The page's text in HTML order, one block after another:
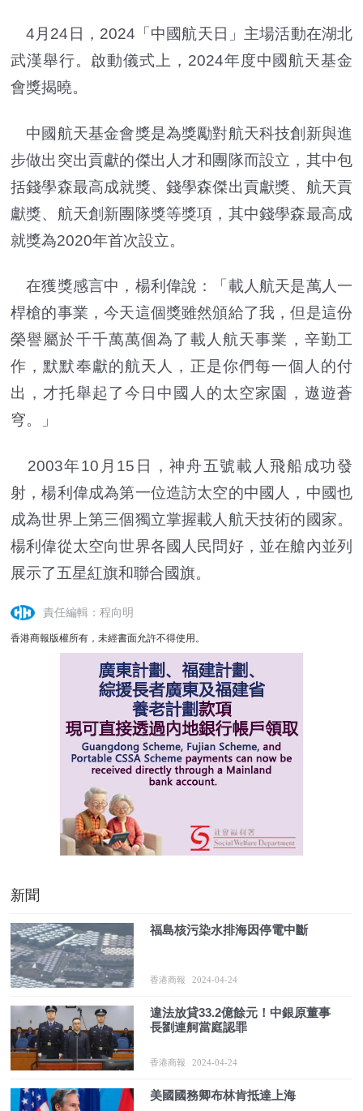
4月24日，2024「中國航天日」主場活動在湖北
武漢舉行。啟動儀式上，2024年度中國航天基金
會獎揭曉。
中國航天基金會獎是為獎勵對航天科技創新與進
步做出突出貢獻的傑出人才和團隊而設立，其中包
括錢學森最高成就獎、錢學森傑出貢獻獎、航天貢
獻獎、航天創新團隊獎等獎項，其中錢學森最高成
就獎為2020年首次設立。
在獲獎感言中，楊利偉說：「載人航天是萬人一
桿槍的事業，今天這個獎雖然頒給了我，但是這份
榮譽屬於千千萬萬個為了載人航天事業，辛勤工
作，默默奉獻的航天人，正是你們每一個人的付
出，才托舉起了今日中國人的太空家園，遨遊蒼
穹。」
2003年10月15日，神舟五號載人飛船成功發
射，楊利偉成為第一位造訪太空的中國人，中國也
成為世界上第三個獨立掌握載人航天技術的國家。
楊利偉從太空向世界各國人民問好，並在艙內並列
展示了五星紅旗和聯合國旗。
責任編輯：程向明
香港商報版權所有，未經書面允許不得使用。
新聞
福島核污染水排海因停電中斷
香港商報 2024-04-24
違法放貸33.2億餘元！中銀原董事
長劉連舸當庭認罪
香港商報 2024-04-24
美國國務卿布林肯抵達上海